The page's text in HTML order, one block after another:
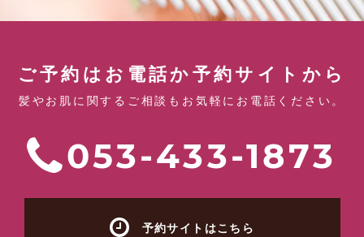
ご予約はお電話か予約サイトから
髪やお肌に関するご相談もお気軽にお電話ください。
053-433-1873
予約サイトはこちら